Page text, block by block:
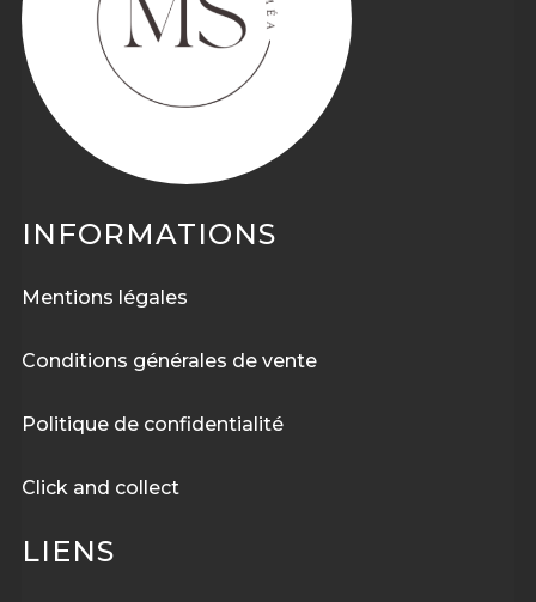
INFORMATIONS
Mentions légales
Conditions générales de vente
Politique de confidentialité
Click and collect
LIENS